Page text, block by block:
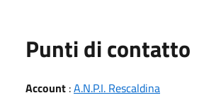
Punti di contatto
Account :A.N.P.I. Rescaldina